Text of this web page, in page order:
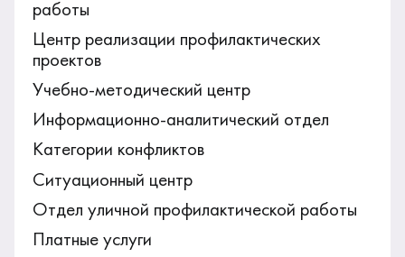
работы
Центр реализации профилактических
проектов
Учебно-методический центр
Информационно-аналитический отдел
Категории конфликтов
Ситуационный центр
Отдел уличной профилактической работы
Платные услуги